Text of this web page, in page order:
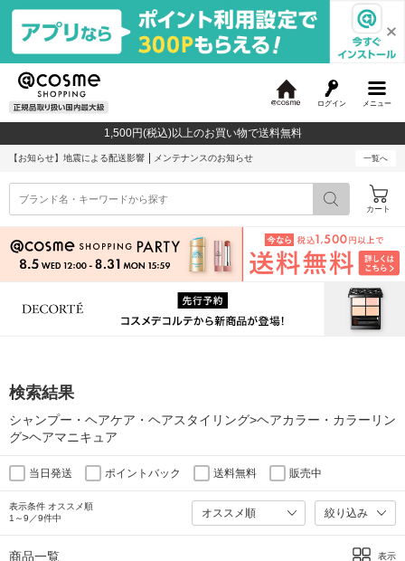
メニュー
ログイン
c
o
1,500円(税込)以上のお買い物で送料無料
【お知らせ】 地震による配送影響 メンテナンスのお知らせ 一覧へ
カート
検索結果
シャンプー・ヘアケア・ヘアスタイリング>ヘアカラー・カラーリン
グ>ヘアマニキュア
当日発送 ポイントバック 送料無料 販売中
表示条件 オススメ順
1～9／9件中
絞り込み
商品一覧 表示